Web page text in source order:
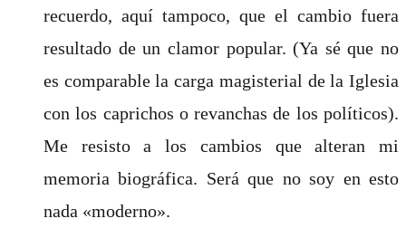
recuerdo, aquí tampoco, que el cambio fuera
resultado de un clamor popular. (Ya sé que no
es comparable la carga magisterial de la Iglesia
con los caprichos o revanchas de los políticos).
Me resisto a los cambios que alteran mi
memoria biográfica. Será que no soy en esto
nada «moderno».